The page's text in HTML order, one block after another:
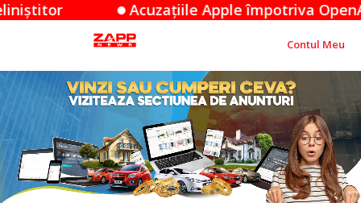
Apple împotriva OpenAI: O dispută de
Contul Meu